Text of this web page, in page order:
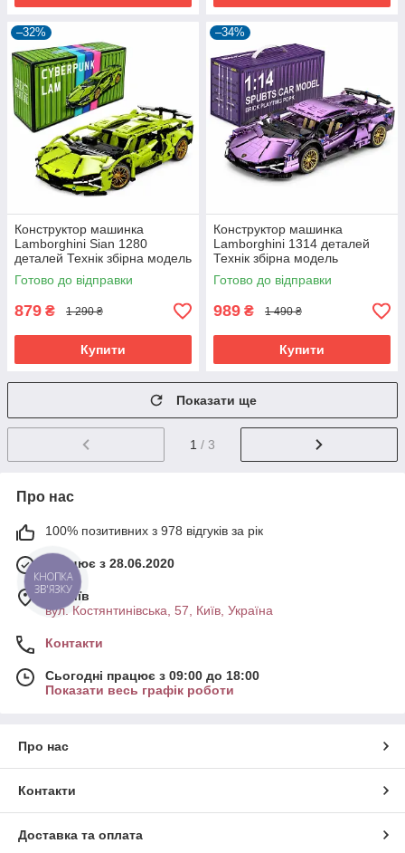
–32%
Конструктор машинка
Lamborghini Sian 1280
деталей Технік збірна модель
Салатовий (61002)
Готово до відправки
879 ₴ 1 290 ₴
Купити
–34%
Конструктор машинка
Lamborghini 1314 деталей
Технік збірна модель
Фіолетовий (61003)
Готово до відправки
989 ₴ 1 490 ₴
Купити
Показати ще
1 / 3
Про нас
100% позитивних з 978 відгуків за рік
Працює з 28.06.2020
м. Київ
вул. Костянтинівська, 57, Київ, Україна
Контакти
Сьогодні працює з 09:00 до 18:00
Показати весь графік роботи
Про нас
Контакти
Доставка та оплата
КНОПКА
ЗВ'ЯЗКУ